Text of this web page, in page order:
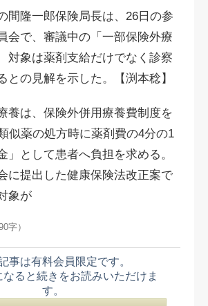
間隆一郎保険局長は、26日の参
会で、審議中の「一部保険外療
対象は薬剤支給だけでなく診察
との見解を示した。【渕本稔】
養は、保険外併用療養費制度を
似薬の処方時に薬剤費の4分の1
」として患者へ負担を求める。
に提出した健康保険法改正案で
象が
字）
事は有料会員限定です。
ると続きをお読みいただけま
す。